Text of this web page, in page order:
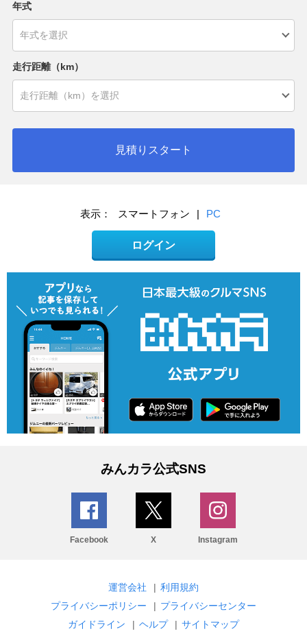
年式
走行距離（km）
見積りスタート
表示： スマートフォン | PC
ログイン
みんカラ公式SNS
Facebook X Instagram
運営会社 | 利用規約
プライバシーポリシー
| プライバシーセンター
ガイドライン
| ヘルプ | サイトマップ